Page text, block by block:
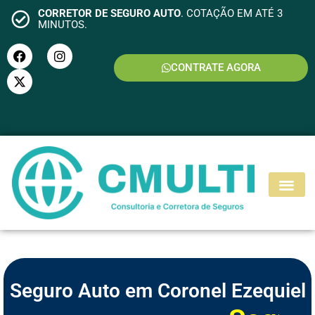
CORRETOR DE SEGURO AUTO. COTAÇÃO EM ATÉ 3
MINUTOS.
CONTRATE AGORA
SEGURO MOTO
Seguro Auto em Coronel Ezequiel